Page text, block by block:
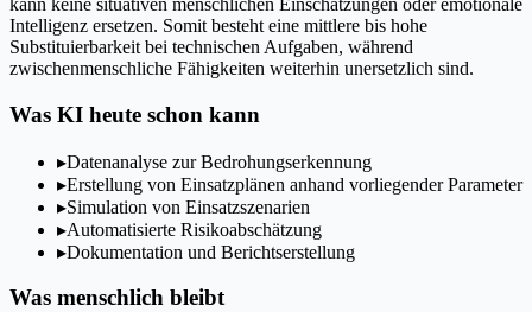
kann keine situativen menschlichen Einschätzungen oder emotionale
Intelligenz ersetzen. Somit besteht eine mittlere bis hohe
Substituierbarkeit bei technischen Aufgaben, während
zwischenmenschliche Fähigkeiten weiterhin unersetzlich sind.
Was KI heute schon kann
▸Datenanalyse zur Bedrohungserkennung
▸Erstellung von Einsatzplänen anhand vorliegender Parameter
▸Simulation von Einsatzszenarien
▸Automatisierte Risikoabschätzung
▸Dokumentation und Berichtserstellung
Was menschlich bleibt